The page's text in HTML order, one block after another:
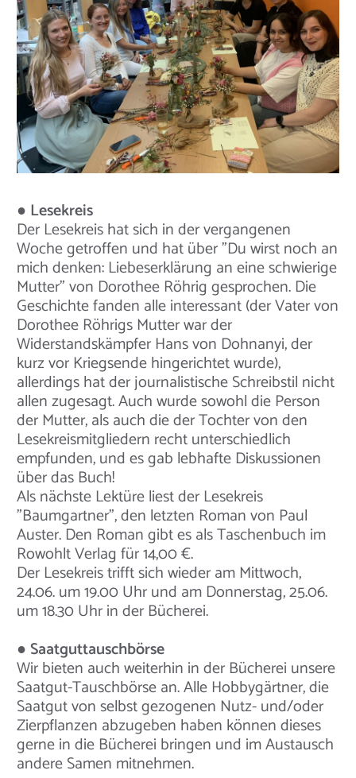
● Lesekreis
Der Lesekreis hat sich in der vergangenen
Woche getroffen und hat über "Du wirst noch an
mich denken: Liebeserklärung an eine schwierige
Mutter" von Dorothee Röhrig gesprochen. Die
Geschichte fanden alle interessant (der Vater von
Dorothee Röhrigs Mutter war der
Widerstandskämpfer Hans von Dohnanyi, der
kurz vor Kriegsende hingerichtet wurde),
allerdings hat der journalistische Schreibstil nicht
allen zugesagt. Auch wurde sowohl die Person
der Mutter, als auch die der Tochter von den
Lesekreismitgliedern recht unterschiedlich
empfunden, und es gab lebhafte Diskussionen
über das Buch!
Als nächste Lektüre liest der Lesekreis
"Baumgartner", den letzten Roman von Paul
Auster. Den Roman gibt es als Taschenbuch im
Rowohlt Verlag für 14,00 €.
Der Lesekreis trifft sich wieder am Mittwoch,
24.06. um 19.00 Uhr und am Donnerstag, 25.06.
um 18.30 Uhr in der Bücherei.
● Saatguttauschbörse
Wir bieten auch weiterhin in der Bücherei unsere
Saatgut-Tauschbörse an. Alle Hobbygärtner, die
Saatgut von selbst gezogenen Nutz- und/oder
Zierpflanzen abzugeben haben können dieses
gerne in die Bücherei bringen und im Austausch
andere Samen mitnehmen.